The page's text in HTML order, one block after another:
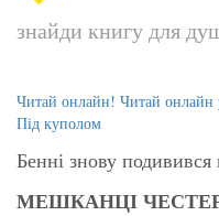
знайди книгу для
Читай онлайн! Читай онлайн
Під куполом
Бенні знову подивився
МЕШКАНЦІ